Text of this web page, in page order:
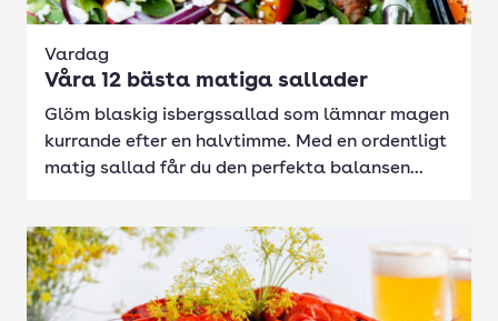
Vardag
Våra 12 bästa matiga sallader
Glöm blaskig isbergssallad som lämnar magen
kurrande efter en halvtimme. Med en ordentligt
matig sallad får du den perfekta balansen...